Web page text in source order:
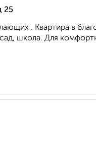
25
. Квартира в
школа. Для